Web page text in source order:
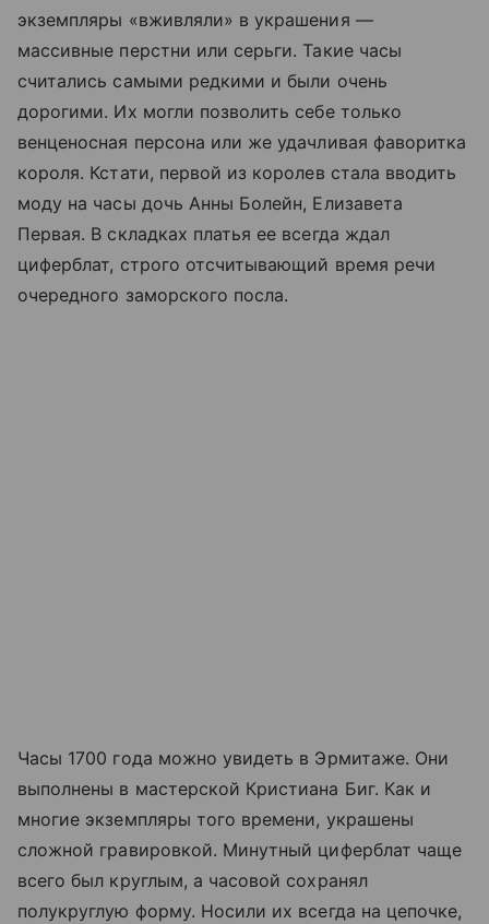
экземпляры «вживляли» в украшения —
массивные перстни или серьги. Такие часы
считались самыми редкими и были очень
дорогими. Их могли позволить себе только
венценосная персона или же удачливая фаворитка
короля. Кстати, первой из королев стала вводить
моду на часы дочь Анны Болейн, Елизавета
Первая. В складках платья ее всегда ждал
циферблат, строго отсчитывающий время речи
очередного заморского посла.
Часы 1700 года можно увидеть в Эрмитаже. Они
выполнены в мастерской Кристиана Биг. Как и
многие экземпляры того времени, украшены
сложной гравировкой. Минутный циферблат чаще
всего был круглым, а часовой сохранял
полукруглую форму. Носили их всегда на цепочке,